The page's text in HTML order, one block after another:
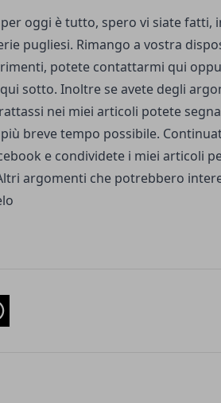
oggi è tutto, spero vi siate fatti,
pugliesi. Rimango a vostra
potete contattarmi qui
sotto. Inoltre se avete degli
nei miei articoli potete
breve tempo possibile.
e condividete i miei articoli
argomenti che potrebbero